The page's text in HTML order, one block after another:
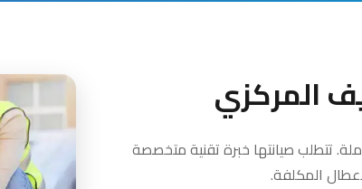
المركزي
تتطلب صيانتها خبرة تقنية متخصصة
المكلفة.